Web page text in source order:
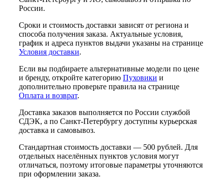
России.
Сроки и стоимость доставки зависят от региона и
способа получения заказа. Актуальные условия,
график и адреса пунктов выдачи указаны на странице
Условия доставки.
Если вы подбираете альтернативные модели по цене
и бренду, откройте категорию Пуховики и
дополнительно проверьте правила на странице
Оплата и возврат.
Доставка заказов выполняется по России службой
СДЭК, а по Санкт-Петербургу доступны курьерская
доставка и самовывоз.
Стандартная стоимость доставки — 500 рублей. Для
отдельных населённых пунктов условия могут
отличаться, поэтому итоговые параметры уточняются
при оформлении заказа.